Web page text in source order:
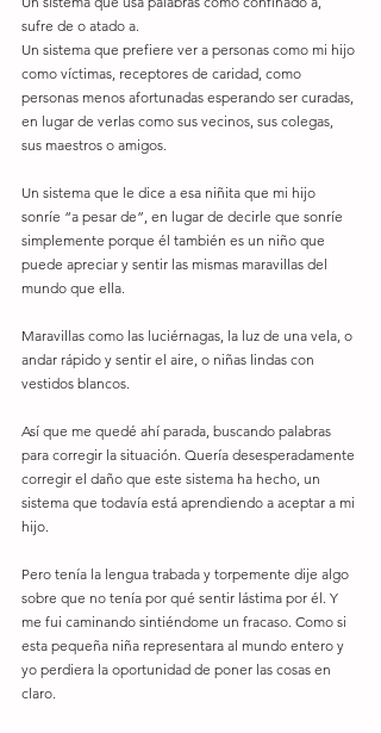
sufre de o atado a.
Un sistema que prefiere ver a personas como mi hijo
como víctimas, receptores de caridad, como
personas menos afortunadas esperando ser curadas,
en lugar de verlas como sus vecinos, sus colegas,
sus maestros o amigos.
Un sistema que le dice a esa niñita que mi hijo
sonríe “a pesar de”, en lugar de decirle que sonríe
simplemente porque él también es un niño que
puede apreciar y sentir las mismas maravillas del
mundo que ella.
Maravillas como las luciérnagas, la luz de una vela, o
andar rápido y sentir el aire, o niñas lindas con
vestidos blancos.
Así que me quedé ahí parada, buscando palabras
para corregir la situación. Quería desesperadamente
corregir el daño que este sistema ha hecho, un
sistema que todavía está aprendiendo a aceptar a mi
hijo.
Pero tenía la lengua trabada y torpemente dije algo
sobre que no tenía por qué sentir lástima por él. Y
me fui caminando sintiéndome un fracaso. Como si
esta pequeña niña representara al mundo entero y
yo perdiera la oportunidad de poner las cosas en
claro.